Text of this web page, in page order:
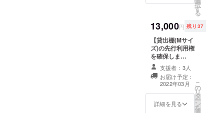
お名前をWEBサ
イトに記載 ※掲
載期間はお店の
開店より1年間 ※
支援時、必ず備
考欄にご希望の
お名前をご記入
ください ■貸出
棚利用権（２月
項】 ・販売ス
択
す
る
13,000円 残り37
【貸出棚(Mサイ
ズ)の先行利用権
を確保しま
す！】 ■お礼の
メール ■サポー
ターとしてお名
前をWEBサイト
に記載 ※掲載期
間はお店の開店
支援者：3人
お届け予定：
2022年03月
詳細を見る
こ
の
リ
タ
ー
ン
を